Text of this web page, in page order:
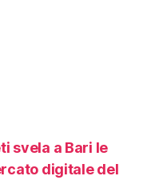
svela a Bari le
digitale del